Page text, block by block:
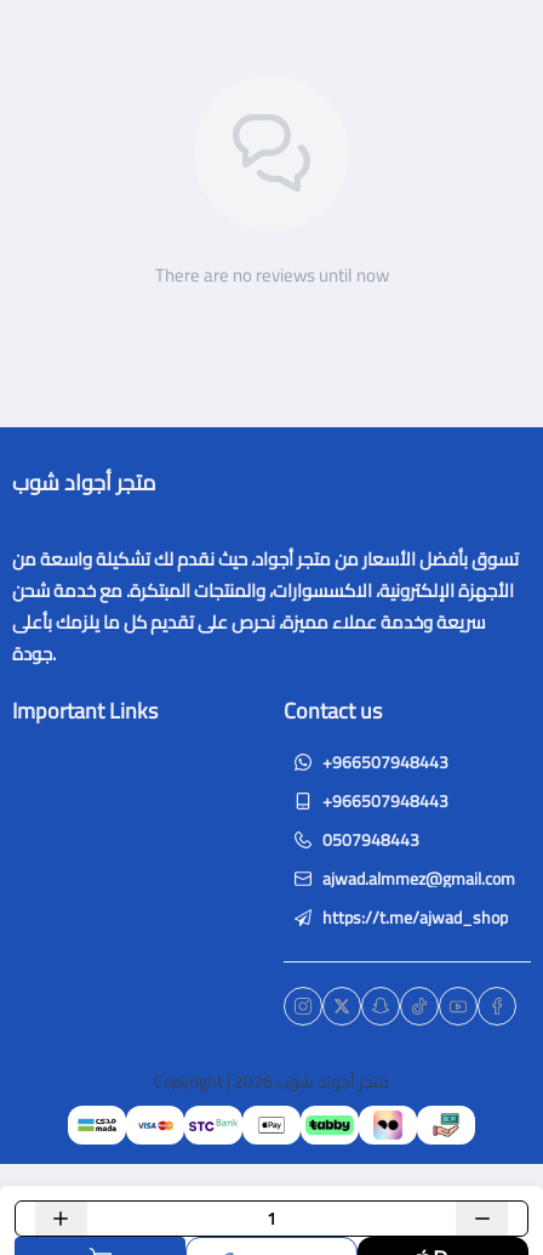
There are no reviews until now
متجر أجواد شوب
تسوق بأفضل الأسعار من متجر أجواد، حيث نقدم لك تشكيلة واسعة من
الأجهزة الإلكترونية، الاكسسوارات، والمنتجات المبتكرة. مع خدمة شحن
سريعة وخدمة عملاء مميزة، نحرص على تقديم كل ما يلزمك بأعلى
جودة.
Important Links Contact us
+966507948443
+966507948443
0507948443
ajwad.almmez@gmail.com
https://t.me/ajwad_shop
Copyright | 2026متجر أجواد شوب